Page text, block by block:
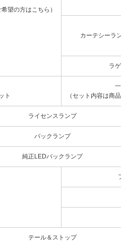
望の方はこちら）
カーテシーラン
ラゲ
ト
一
（セット内容は商品
ライセンスランプ
バックランプ
純正LEDバックランプ
フ
テール＆ストップ